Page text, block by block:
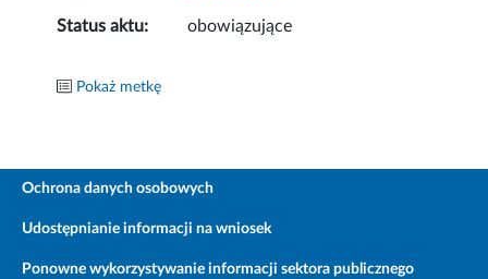
Status aktu: obowiązujące
Pokaż metkę
Ochrona danych osobowych
Udostępnianie informacji na wniosek
Ponowne wykorzystywanie informacji sektora publicznego